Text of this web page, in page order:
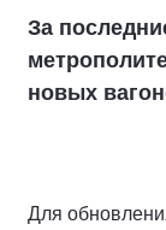
За
новых
Для